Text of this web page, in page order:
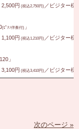
2,500円 (税込2,750円) ／ビジター様
(ﾋﾟｱﾉ伴奏付) 」
1,100円 (税込1,210円) ／ビジター様
」
3,100円 (税込3,410円) ／ビジター様
次のページ »